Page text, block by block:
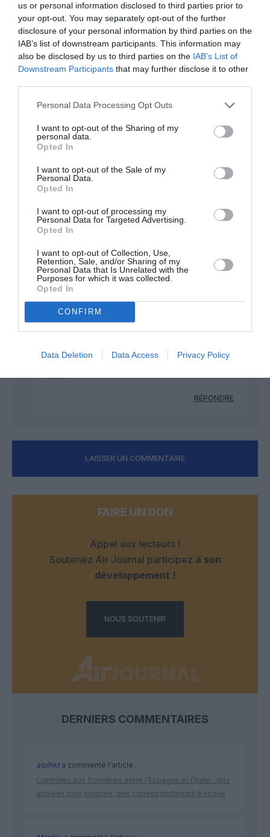
us or personal information disclosed to third parties prior to
your opt-out. You may separately opt-out of the further
disclosure of your personal information by third parties on the
IAB’s list of downstream participants. This information may
also be disclosed by us to third parties on the IAB’s List of
Downstream Participants that may further disclose it to other
Personal Data Processing Opt Outs
I want to opt-out of the Sharing of my
personal data.
Opted In
I want to opt-out of the Sale of my
Personal Data.
Opted In
I want to opt-out of processing my
Personal Data for Targeted Advertising.
Opted In
I want to opt-out of Collection, Use,
Retention, Sale, and/or Sharing of my
Personal Data that Is Unrelated with the
Purposes for which it was collected.
Opted In
CONFIRM
Data Deletion Data Access Privacy Policy
RÉPONDRE
ALExxxa commenté :
10 décembre 2020 - 9
h 29 min
le début date de l’année derniere, ca n’allait pas fort
avant Covid.
28 min
Chapter 11 = loi de protection contre les créanciers, mais
(fuel ou catering) n’a pas été payé, est-il obligé d’aller faire le
plein d’un avion dont la compagnie n’a pas payé ses factures?
Cédric BOUZINACa
10 décembre 2020 - 9
faim…
RÉPONDRE
LAISSER UN COMMENTAIRE
FAIRE UN DON
Appel aux lecteurs !
Soutenez Air Journal participez à son
développement !
NOUS SOUTENIR
DERNIERS COMMENTAIRES
atplhkta commenté l'article :
Contrôles aux frontières entre l’Espagne et l’Italie : des
arrivées plus longues, des correspondances à risque